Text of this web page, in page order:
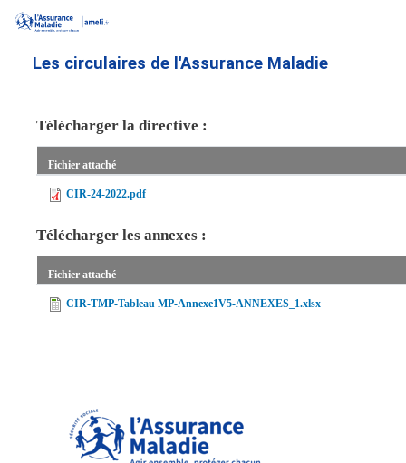
contenu
Les circulaires de l'Assurance Maladie
Télécharger la directive :
Fichier attaché
CIR-24-2022.pdf
Télécharger les annexes :
Fichier attaché
CIR-TMP-Tableau MP-Annexe1V5-ANNEXES_1.xlsx